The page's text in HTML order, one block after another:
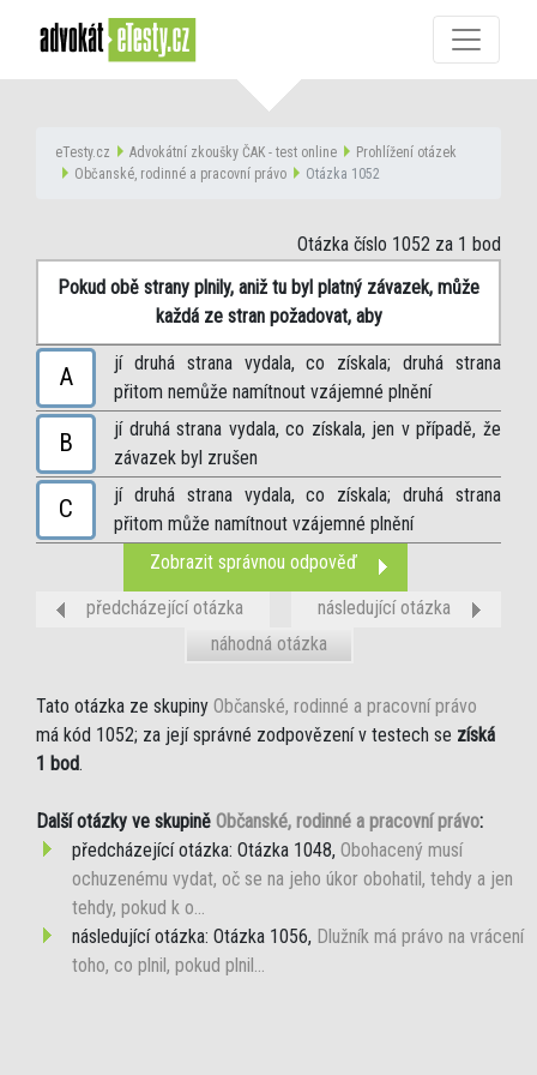
eTesty.cz Advokátní zkoušky ČAK - test online
Prohlížení otázek
Občanské, rodinné a pracovní právo
Otázka 1052
Otázka číslo 1052 za 1 bod
Pokud obě strany plnily, aniž tu byl platný závazek, může
každá ze stran požadovat, aby
A
jí druhá strana vydala, co získala; druhá strana
přitom nemůže namítnout vzájemné plnění
B
jí druhá strana vydala, co získala, jen v případě, že
závazek byl zrušen
C
jí druhá strana vydala, co získala; druhá strana
přitom může namítnout vzájemné plnění
Zobrazit správnou odpověď
předcházející otázka
následující otázka
náhodná otázka
Tato otázka ze skupiny Občanské, rodinné a pracovní právo
má kód 1052; za její správné zodpovězení v testech se získá
1 bod.
Další otázky ve skupině Občanské, rodinné a pracovní právo:
předcházející otázka: Otázka 1048, Obohacený musí
ochuzenému vydat, oč se na jeho úkor obohatil, tehdy a jen
tehdy, pokud k o...
následující otázka: Otázka 1056, Dlužník má právo na vrácení
toho, co plnil, pokud plnil...